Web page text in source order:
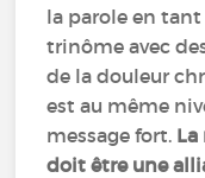
la parole en
trinôme avec
de la douleur
est au même
message fort.
doit être une